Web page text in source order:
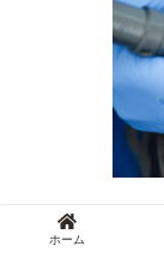
老人性色素斑は
す！使用する機
ホーム